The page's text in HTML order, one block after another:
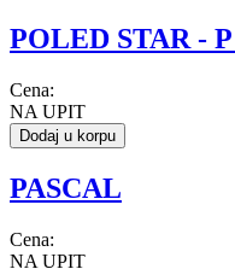
POLED STAR -
Cena:
NA UPIT
Dodaj u korpu
PASCAL
Cena:
NA UPIT